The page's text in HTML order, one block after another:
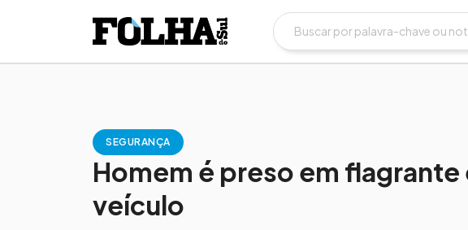
SEGURANÇA
Homem é preso em
veículo